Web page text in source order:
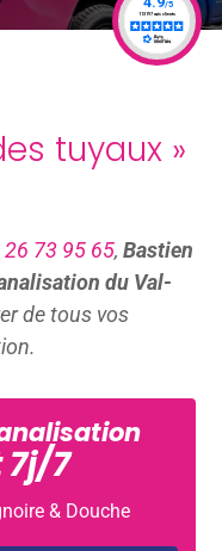
tuyaux »
26 73 95 65,Bastien
du Val-
de tous vos
7
& Douche